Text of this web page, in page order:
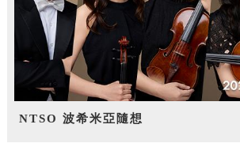
NTSO 波希米亞隨想